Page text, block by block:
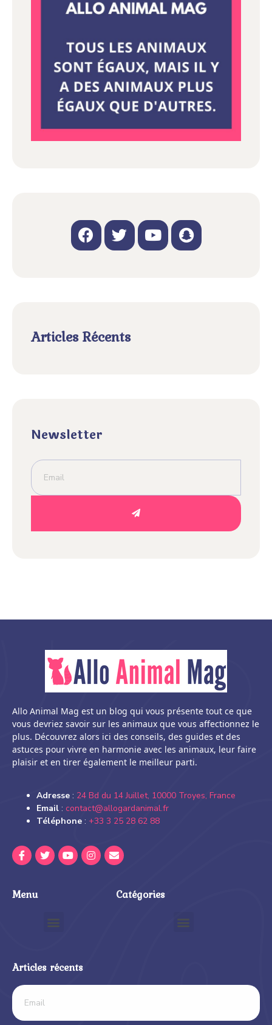
Articles Récents
Newsletter
Allo Animal Mag est un blog qui vous présente tout ce que
vous devriez savoir sur les animaux que vous affectionnez le
plus. Découvrez alors ici des conseils, des guides et des
astuces pour vivre en harmonie avec les animaux, leur faire
plaisir et en tirer également le meilleur parti.
Adresse : 24 Bd du 14 Juillet, 10000 Troyes, France
Email : contact@allogardanimal.fr
Téléphone : +33 3 25 28 62 88
Menu Catégories
Articles récents